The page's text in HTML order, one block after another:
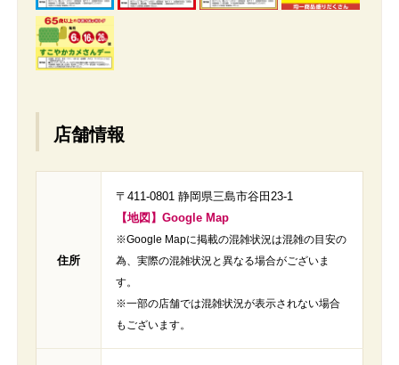
店舗情報
住所
〒411-0801 静岡県三島市谷田23-1
【地図】Google Map
※Google Mapに掲載の混雑状況は混雑の目安の
為、実際の混雑状況と異なる場合がございま
す。
※一部の店舗では混雑状況が表示されない場合
もございます。